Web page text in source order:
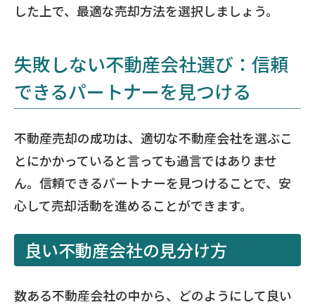
した上で、最適な売却方法を選択しましょう。
失敗しない不動産会社選び：信頼
できるパートナーを見つける
不動産売却の成功は、適切な不動産会社を選ぶこ
とにかかっていると言っても過言ではありませ
ん。信頼できるパートナーを見つけることで、安
心して売却活動を進めることができます。
良い不動産会社の見分け方
数ある不動産会社の中から、どのようにして良い